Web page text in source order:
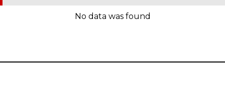
No data was found